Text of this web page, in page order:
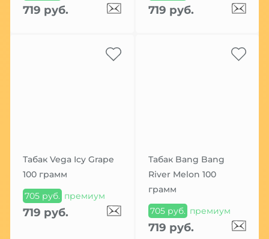
719 руб. 719 руб.
Табак Vega Icy Grape
100 грамм
705 руб. премиум
719 руб.
Табак Bang Bang
River Melon 100
грамм
705 руб. премиум
719 руб.